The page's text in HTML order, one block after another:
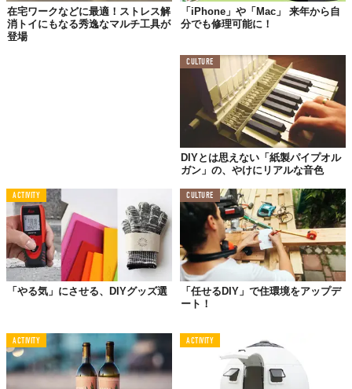
在宅ワークなどに最適！ストレス解
消トイにもなる秀逸なマルチ工具が
登場
「iPhone」や「Mac」 来年から自
分でも修理可能に！
CULTURE
DIYとは思えない「紙製パイプオル
ガン」の、やけにリアルな音色
ACTIVITY
「やる気」にさせる、DIYグッズ選
CULTURE
「任せるDIY」で住環境をアップデ
ート！
ACTIVITY ACTIVITY